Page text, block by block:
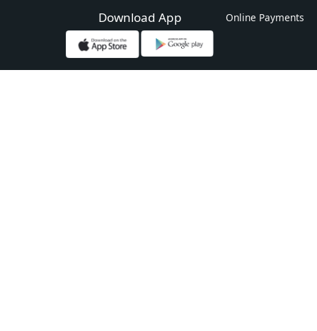
Download App Online Payments